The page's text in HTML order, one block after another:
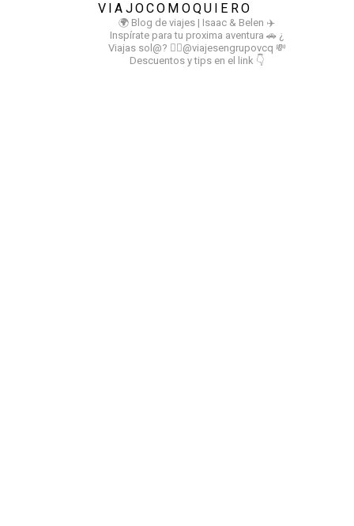
VIAJOCOMOQUIERO
🌍 Blog de viajes | Isaac & Belen ✈️
Inspírate para tu proxima aventura 🚗 ¿
Viajas sol@? 👉🏻@viajesengrupovcq 💸
Descuentos y tips en el link 👇